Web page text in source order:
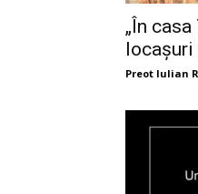
„În
locaşuri
Preot Iulian